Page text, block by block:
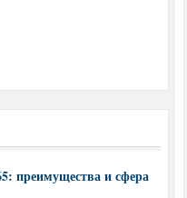
преимущества и сфера